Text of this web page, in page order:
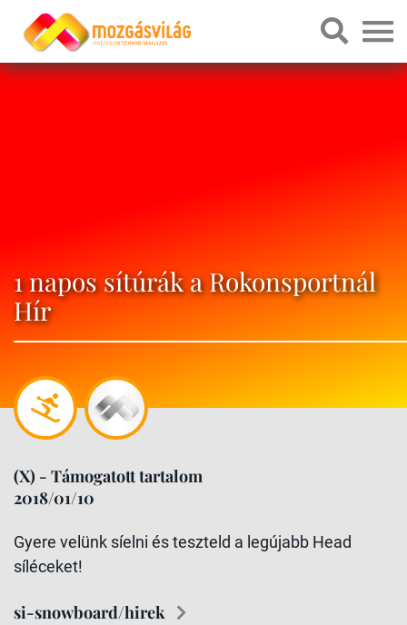
1 napos sítúrák a Rokonsportnál
Hír
(X) - Támogatott tartalom
2018/01/10
Gyere velünk síelni és teszteld a legújabb Head
síléceket!
si-snowboard/hirek